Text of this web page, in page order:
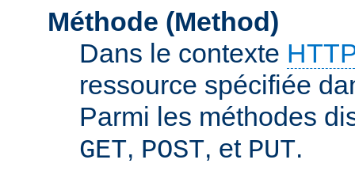
Méthode (Method)
Dans le contexte HTTP
ressource spécifiée
Parmi les méthodes
GET, POST, et PUT.